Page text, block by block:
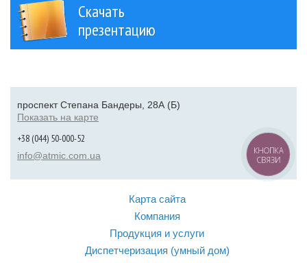
Скачать
презентацию
проспект Степана Бандеры, 28А (Б)
Показать на карте
+38 (044) 50-000-52
info@atmic.com.ua
Карта сайта
Компания
Продукция и услуги
Диспетчеризация (умный дом)
КНОПКА
СВЯЗИ